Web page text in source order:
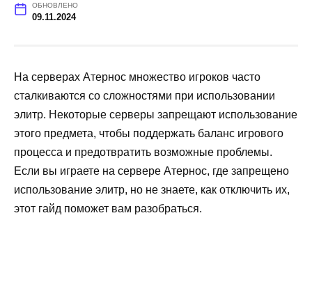
ОБНОВЛЕНО
09.11.2024
На серверах Атернос множество игроков часто
сталкиваются со сложностями при использовании
элитр. Некоторые серверы запрещают использование
этого предмета, чтобы поддержать баланс игрового
процесса и предотвратить возможные проблемы.
Если вы играете на сервере Атернос, где запрещено
использование элитр, но не знаете, как отключить их,
этот гайд поможет вам разобраться.